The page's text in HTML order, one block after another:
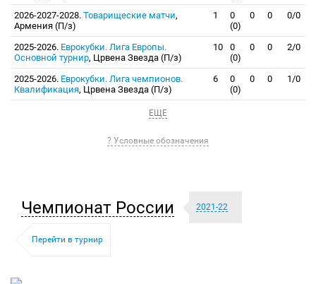
2026-2027-2028. Товарищеские матчи,
Армения (П/з)
1
0
(0)
0 0 0/0
2025-2026. Еврокубки. Лига Европы.
Основной турнир, Црвена Звезда (П/з)
10
0
(0)
0 0 2/0
2025-2026. Еврокубки. Лига чемпионов.
Квалификация, Црвена Звезда (П/з)
6
0
(0)
0 0 1/0
ЕЩЕ
? Условные обозначения
Чемпионат России 2021-22
Перейти в турнир